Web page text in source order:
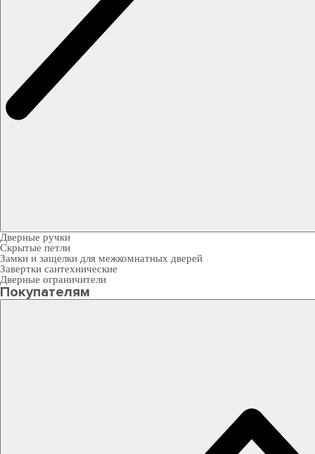
Дверные ручки
Скрытые петли
Замки и защелки для межкомнатных дверей
Завертки сантехнические
Дверные ограничители
Покупателям